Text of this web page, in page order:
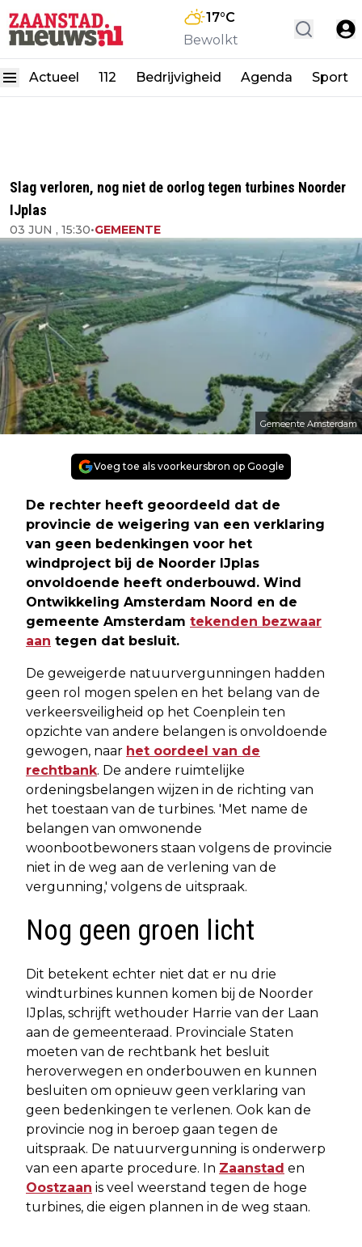
17°C
Bewolkt
Actueel 112 Bedrijvigheid Agenda Sport
Slag verloren, nog niet de oorlog tegen turbines Noorder
IJplas
03 JUN , 15:30•GEMEENTE
Gemeente Amsterdam
Voeg toe als voorkeursbron op Google
De rechter heeft geoordeeld dat de
provincie de weigering van een verklaring
van geen bedenkingen voor het
windproject bij de Noorder IJplas
onvoldoende heeft onderbouwd. Wind
Ontwikkeling Amsterdam Noord en de
gemeente Amsterdam tekenden bezwaar
aan tegen dat besluit.
De geweigerde natuurvergunningen hadden
geen rol mogen spelen en het belang van de
verkeersveiligheid op het Coenplein ten
opzichte van andere belangen is onvoldoende
gewogen, naar het oordeel van de
rechtbank. De andere ruimtelijke
ordeningsbelangen wijzen in de richting van
het toestaan van de turbines. 'Met name de
belangen van omwonende
woonbootbewoners staan volgens de provincie
niet in de weg aan de verlening van de
vergunning,' volgens de uitspraak.
Nog geen groen licht
Dit betekent echter niet dat er nu drie
windturbines kunnen komen bij de Noorder
IJplas, schrijft wethouder Harrie van der Laan
aan de gemeenteraad. Provinciale Staten
moeten van de rechtbank het besluit
heroverwegen en onderbouwen en kunnen
besluiten om opnieuw geen verklaring van
geen bedenkingen te verlenen. Ook kan de
provincie nog in beroep gaan tegen de
uitspraak. De natuurvergunning is onderwerp
van een aparte procedure. In Zaanstad en
Oostzaan is veel weerstand tegen de hoge
turbines, die eigen plannen in de weg staan.